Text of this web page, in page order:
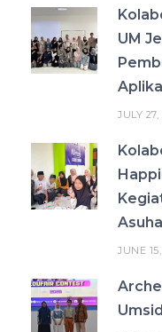
UM
JULY 27,
JUNE